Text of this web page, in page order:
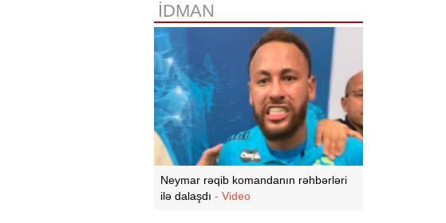
İDMAN
Neymar rəqib komandanın rəhbərləri
ilə dalaşdı- Video